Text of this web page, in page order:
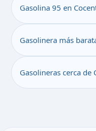
Gasolina 95 en
Gasolinera más
Gasolineras cerca de